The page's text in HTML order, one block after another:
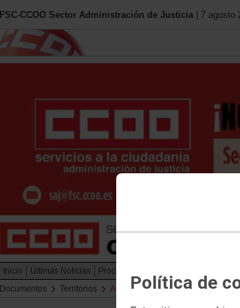
Política de
FSC-CCOO Sector Administración de Justicia | 7 agosto
Inicio Últimas Noticias Procesos Selectivos
Documentos
Territorios Andalucía